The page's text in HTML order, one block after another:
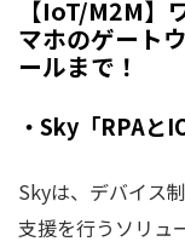
【IoT/M2M】
マホのゲート
ールまで！
・Sky「RPAと
Skyは、デバイス
支援を行うソリュ